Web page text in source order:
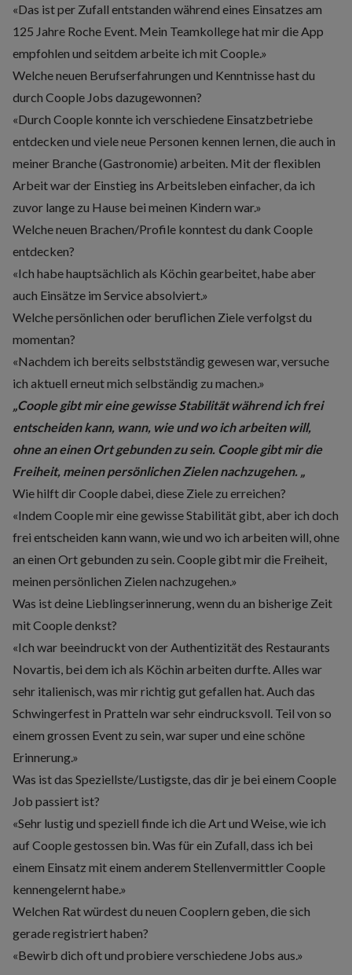
«Das ist per Zufall entstanden während eines Einsatzes am
125 Jahre Roche Event. Mein Teamkollege hat mir die App
empfohlen und seitdem arbeite ich mit Coople.»
Welche neuen Berufserfahrungen und Kenntnisse hast du
durch Coople Jobs dazugewonnen?
«Durch Coople konnte ich verschiedene Einsatzbetriebe
entdecken und viele neue Personen kennen lernen, die auch in
meiner Branche (Gastronomie) arbeiten. Mit der flexiblen
Arbeit war der Einstieg ins Arbeitsleben einfacher, da ich
zuvor lange zu Hause bei meinen Kindern war.»
Welche neuen Brachen/Profile konntest du dank Coople
entdecken?
«Ich habe hauptsächlich als Köchin gearbeitet, habe aber
auch Einsätze im Service absolviert.»
Welche persönlichen oder beruflichen Ziele verfolgst du
momentan?
«Nachdem ich bereits selbstständig gewesen war, versuche
ich aktuell erneut mich selbständig zu machen.»
„Coople gibt mir eine gewisse Stabilität während ich frei
entscheiden kann, wann, wie und wo ich arbeiten will,
ohne an einen Ort gebunden zu sein. Coople gibt mir die
Freiheit, meinen persönlichen Zielen nachzugehen. „
Wie hilft dir Coople dabei, diese Ziele zu erreichen?
«Indem Coople mir eine gewisse Stabilität gibt, aber ich doch
frei entscheiden kann wann, wie und wo ich arbeiten will, ohne
an einen Ort gebunden zu sein. Coople gibt mir die Freiheit,
meinen persönlichen Zielen nachzugehen.»
Was ist deine Lieblingserinnerung, wenn du an bisherige Zeit
mit Coople denkst?
«Ich war beeindruckt von der Authentizität des Restaurants
Novartis, bei dem ich als Köchin arbeiten durfte. Alles war
sehr italienisch, was mir richtig gut gefallen hat. Auch das
Schwingerfest in Pratteln war sehr eindrucksvoll. Teil von so
einem grossen Event zu sein, war super und eine schöne
Erinnerung.»
Was ist das Speziellste/Lustigste, das dir je bei einem Coople
Job passiert ist?
«Sehr lustig und speziell finde ich die Art und Weise, wie ich
auf Coople gestossen bin. Was für ein Zufall, dass ich bei
einem Einsatz mit einem anderem Stellenvermittler Coople
kennengelernt habe.»
Welchen Rat würdest du neuen Cooplern geben, die sich
gerade registriert haben?
«Bewirb dich oft und probiere verschiedene Jobs aus.»